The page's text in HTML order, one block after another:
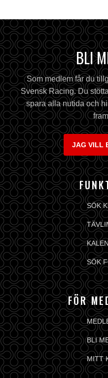
BLI
Som medlem får du
Svensk Racing. Du
spara alla nutida och
JAG VILL
SÖK
SÖK
FÖR
BLI
MITT